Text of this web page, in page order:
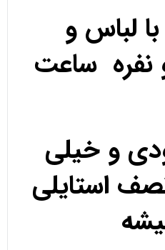
لباس و
ساعت
و خیلی
استایلی